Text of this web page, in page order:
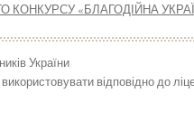
«БЛАГОДІЙНА
України
відповідно до